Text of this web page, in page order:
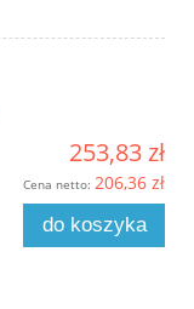
253,83 zł
Cena netto: 206,36 zł
do koszyka